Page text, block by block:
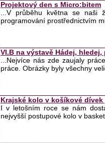
Projektový den s Micro:bitem
...V průběhu května se naši
programování prostřednictvím
VI.B na výstavě Hádej, hledej,
...Nejvíce nás zde zaujaly
práce. Obrázky byly všechny
Krajské kolo v košíkové
I v letošním roce se nám
nejvyšší postupové kolo v